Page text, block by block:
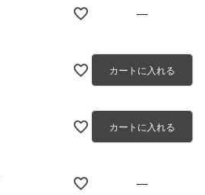
—
カートに入れる
カートに入れる
—